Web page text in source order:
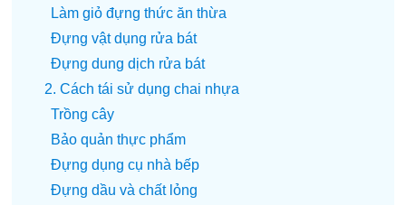
Làm giỏ đựng thức ăn thừa
Đựng vật dụng rửa bát
Đựng dung dịch rửa bát
2. Cách tái sử dụng chai nhựa
Trồng cây
Bảo quản thực phẩm
Đựng dụng cụ nhà bếp
Đựng dầu và chất lỏng